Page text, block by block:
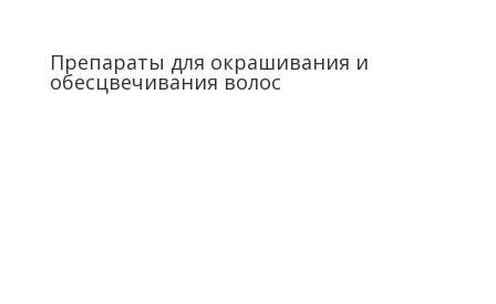
Препараты для окрашивания и
обесцвечивания волос